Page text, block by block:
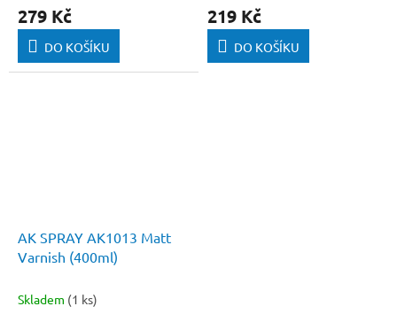
279 Kč
DO KOŠÍKU
219 Kč
DO KOŠÍKU
AK SPRAY AK1013 Matt
Varnish (400ml)
Skladem (1 ks)